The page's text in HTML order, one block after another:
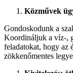
Közművek
Gondoskodunk a
Koordináljuk a víz-,
feladatokat, hogy az
zökkenőmentes